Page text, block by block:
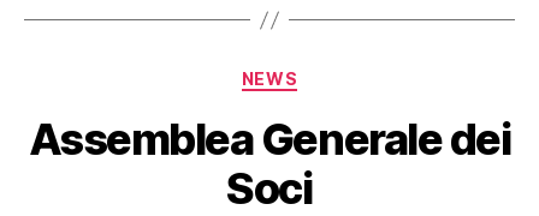
Categorie
NEWS
Assemblea Generale dei
Soci